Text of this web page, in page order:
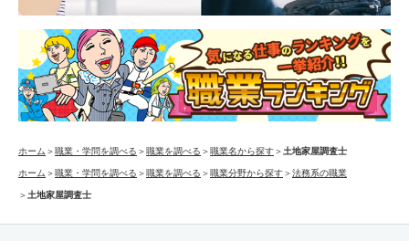
ホーム ＞職業・学問を調べる ＞職業を調べる ＞職業名から探す＞ 土地家屋調査士
ホーム ＞職業・学問を調べる ＞職業を調べる ＞職業分野から探す＞法務系の職業
＞ 土地家屋調査士